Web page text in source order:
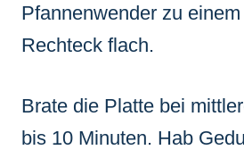
Pfannenwender zu
Rechteck flach.
Brate die Platte bei
bis 10 Minuten. Hab